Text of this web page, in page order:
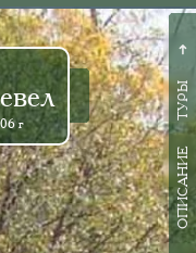
г
➜
ТУРЫ
ОПИСАНИЕ